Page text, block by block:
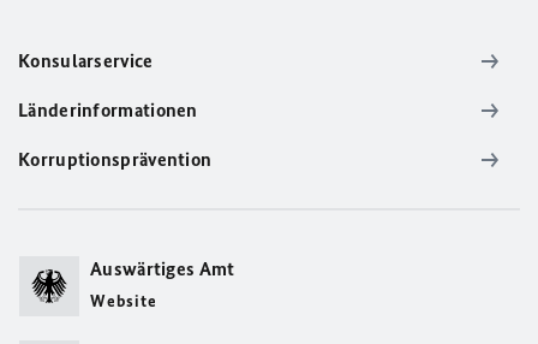
Konsularservice
Länderinformationen
Korruptionsprävention
Auswärtiges Amt
Website